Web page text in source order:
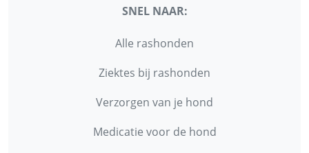
SNEL NAAR:
Alle rashonden
Ziektes bij rashonden
Verzorgen van je hond
Medicatie voor de hond